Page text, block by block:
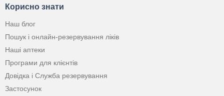
Корисно знати
Наш блог
Пошук і онлайн-резервування ліків
Наші аптеки
Програми для клієнтів
Довідка і Служба резервування
Застосунок